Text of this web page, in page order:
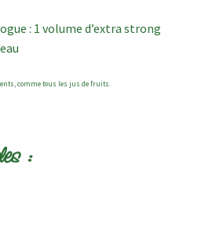
: 1 volume d’extra strong
comme tous les jus de fruits.
: